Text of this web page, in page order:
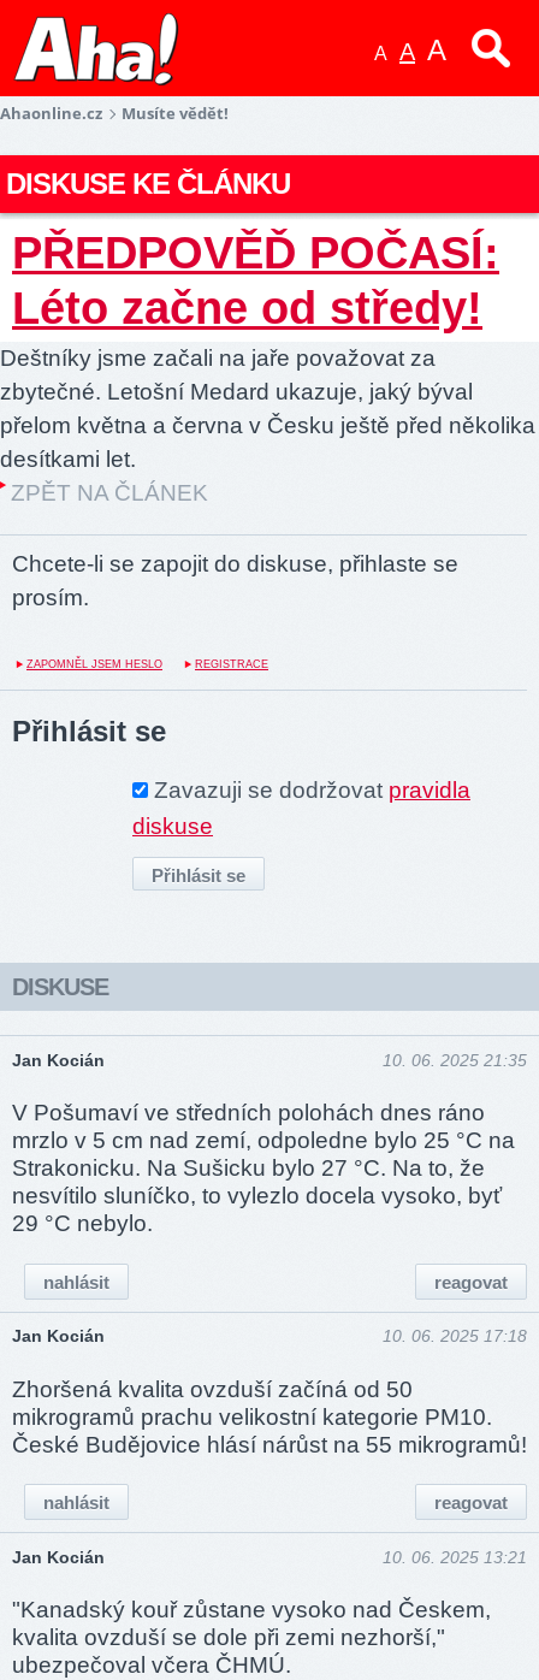
A A A
Ahaonline.cz Musíte vědět!
DISKUSE KE ČLÁNKU
PŘEDPOVĚĎ POČASÍ:
Léto začne od středy!
Deštníky jsme začali na jaře považovat za
zbytečné. Letošní Medard ukazuje, jaký býval
přelom května a června v Česku ještě před několika
desítkami let.
ZPĚT NA ČLÁNEK
Chcete-li se zapojit do diskuse, přihlaste se
prosím.
ZAPOMNĚL JSEM HESLO REGISTRACE
Přihlásit se
Zavazuji se dodržovat pravidla
diskuse
DISKUSE
Jan Kocián 10. 06. 2025 21:35
V Pošumaví ve středních polohách dnes ráno
mrzlo v 5 cm nad zemí, odpoledne bylo 25 °C na
Strakonicku. Na Sušicku bylo 27 °C. Na to, že
nesvítilo sluníčko, to vylezlo docela vysoko, byť
29 °C nebylo.
reagovat
nahlásit
Jan Kocián 10. 06. 2025 17:18
Zhoršená kvalita ovzduší začíná od 50
mikrogramů prachu velikostní kategorie PM10.
České Budějovice hlásí nárůst na 55 mikrogramů!
reagovat
nahlásit
Jan Kocián 10. 06. 2025 13:21
"Kanadský kouř zůstane vysoko nad Českem,
kvalita ovzduší se dole při zemi nezhorší,"
ubezpečoval včera ČHMÚ.